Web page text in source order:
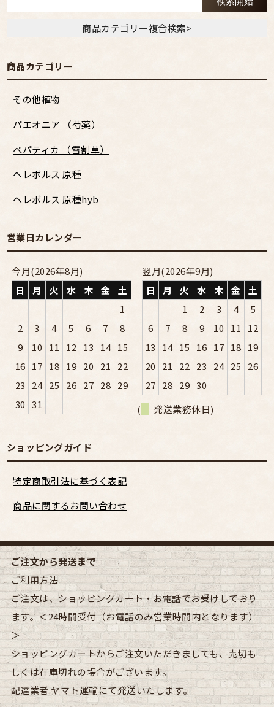
商品カテゴリー複合検索>
商品カテゴリー
その他植物
パエオニア （芍薬）
ぺパティカ （雪割草）
ヘレボルス 原種
ヘレボルス 原種hyb
営業日カレンダー
今月(2026年8月)
日
月 火 水 木 金
土
1
2
3 4 5 6 7
8
9
10 11 12 13 14 15
16 17 18 19 20 21
22
23
24 25 26 27 28 29
30 31
翌月(2026年9月)
日
月 火 水 木 金
土
1
2 3 4
5
6
7 8 9 10 11
12
13
14 15 16 17 18 19
20 21 22 23 24 25
26
27 28 29 30
(
発送業務休日)
ショッピングガイド
特定商取引法に基づく表記
商品に関するお問い合わせ
ご注文から発送まで
ご利用方法
ご注文は、ショッピングカート・お電話でお受けしており
ます。＜24時間受付（お電話のみ営業時間内となります）
＞
ショッピングカートからご注文いただきましても、売切も
しくは在庫切れの場合がございます。
配達業者 ヤマト運輸にて発送いたします。